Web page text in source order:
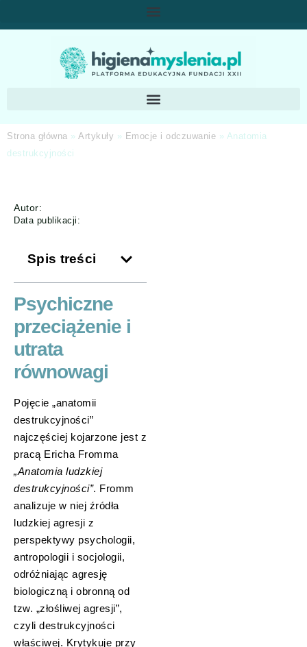
Strona główna » Artykuły » Emocje i odczuwanie » Anatomia
destrukcyjności
Autor:
Data publikacji:
Spis treści
Psychiczne
przeciążenie i
utrata
równowagi
Pojęcie „anatomii
destrukcyjności”
najczęściej kojarzone jest z
pracą Ericha Fromma
„Anatomia ludzkiej
destrukcyjności”. Fromm
analizuje w niej źródła
ludzkiej agresji z
perspektywy psychologii,
antropologii i socjologii,
odróżniając agresję
biologiczną i obronną od
tzw. „złośliwej agresji”,
czyli destrukcyjności
właściwej. Krytykuje przy